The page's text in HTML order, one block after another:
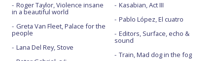
Roger Taylor, Violence insane
in a beautiful world
Greta Van Fleet, Palace for the
people
Lana Del Rey, Stove
Kasabian, Act III
Pablo López, El cuatro
Editors, Surface, echo &
sound
Train, Mad dog in the fog